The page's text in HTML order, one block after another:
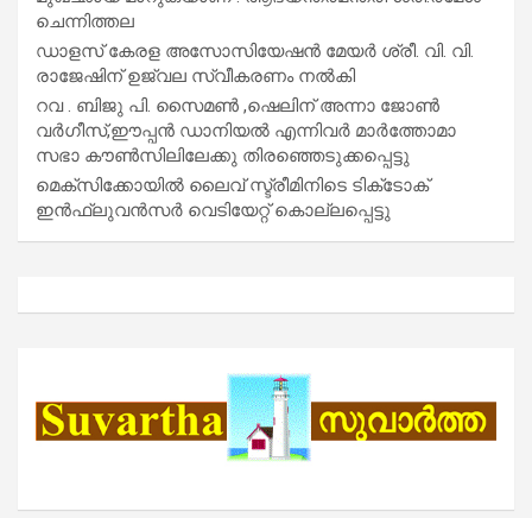
ചെന്നിത്തല
ഡാളസ് കേരള അസോസിയേഷൻ മേയർ ശ്രീ. വി. വി.
രാജേഷിന് ഉജ്വല സ്വീകരണം നൽകി
റവ . ബിജു പി. സൈമൺ ,ഷെലിന് അന്നാ ജോൺ
വർഗീസ്,ഈപ്പൻ ഡാനിയൽ എന്നിവർ മാർത്തോമാ
സഭാ കൗൺസിലിലേക്കു തിരഞ്ഞെടുക്കപ്പെട്ടു
മെക്സിക്കോയിൽ ലൈവ് സ്ട്രീമിനിടെ ടിക്‌ടോക്
ഇൻഫ്ലുവൻസർ വെടിയേറ്റ് കൊല്ലപ്പെട്ടു